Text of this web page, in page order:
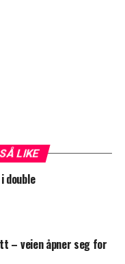
LIKE
double
– veien åpner seg for